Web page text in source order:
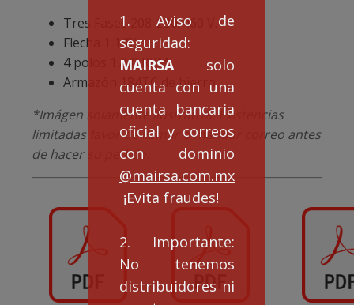
1. Aviso de
seguridad:
MAIRSAsolo
cuenta con una
cuenta bancaria
oficial y correos
con dominio
@mairsa.com.mx
¡Evita fraudes!
2. Importante:
No tenemos
distribuidores ni
Tres Fases 208-230/460 V.
Flecha 1 1/8″
4 polos 1750 RPM
Armazón 184TC de hierro
*Imágen solamente ilustrativa. Existencias
limitadas favor de llamar o mandar correo antes
de hacer su pedido.